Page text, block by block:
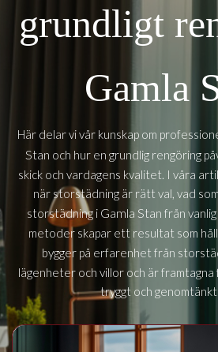
grundligt
Gamla
Här delar vi vår kunskap om
Stan och hur en grundlig rengöring
skick och vardagens kvalitet. I våra
när storstädning är rätt val, vad
storstädning i Gamla Stan från
metoder skapar ett resultat som
bygger på erfarenhet från
lägenheter och villor och är
tryggt och